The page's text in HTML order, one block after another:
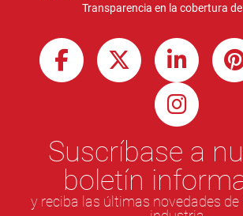
Transparencia en la cobertura
Suscríbase a
boletín
y reciba las últimas novedades de